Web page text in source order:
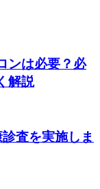
ンは必要？必
解説
査を実施しま